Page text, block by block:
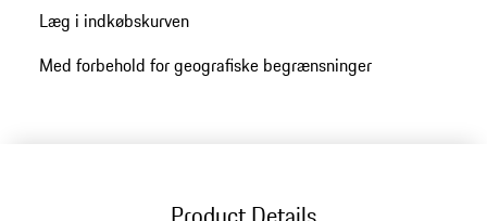
Læg i indkøbskurven
Med forbehold for geografiske begrænsninger